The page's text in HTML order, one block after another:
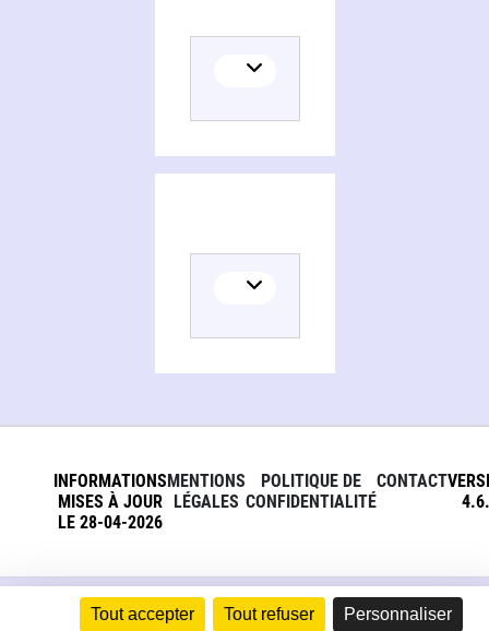
Tout accepter Tout refuser Personnaliser
INFORMATIONS
MISES À JOUR
LE 28-04-2026
MENTIONS
LÉGALES
POLITIQUE DE
CONFIDENTIALITÉ
CONTACT